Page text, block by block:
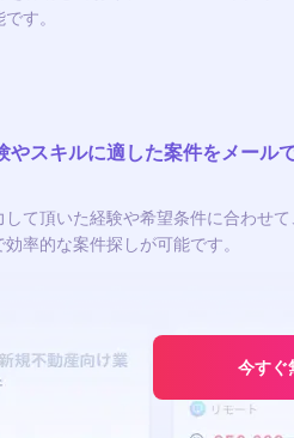
す。
やスキルに適した案件をメール
して頂いた経験や希望条件に合わせ
率的な案件探しが可能です。
今すぐ